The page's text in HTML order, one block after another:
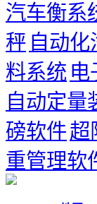
汽车衡系
秤 自动化
料系统 电
自动定量
磅软件超
重管理软